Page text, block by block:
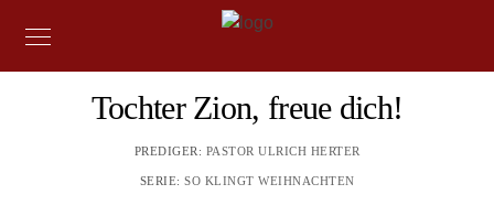
Tochter Zion, freue dich!
PREDIGER: PASTOR ULRICH HERTER
SERIE: SO KLINGT WEIHNACHTEN